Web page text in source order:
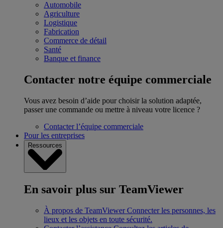
Automobile
Agriculture
Logistique
Fabrication
Commerce de détail
Santé
Banque et finance
Contacter notre équipe commerciale
Vous avez besoin d’aide pour choisir la solution adaptée,
passer une commande ou mettre à niveau votre licence ?
Contacter l’équipe commerciale
Pour les entreprises
Ressources
En savoir plus sur TeamViewer
À propos de TeamViewer Connecter les personnes, les
lieux et les objets en toute sécurité.